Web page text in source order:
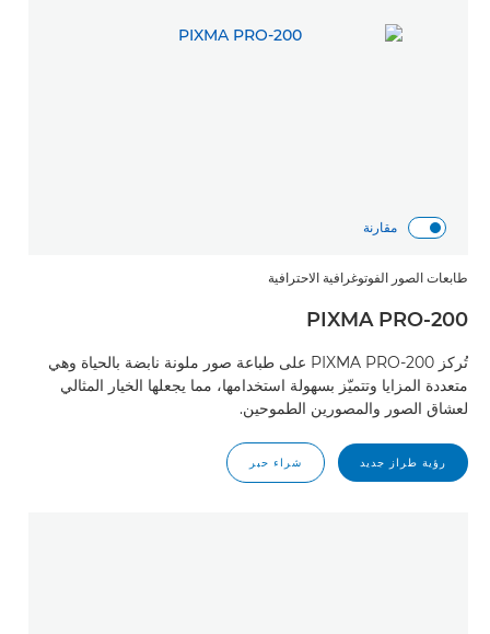
مقارنة
طابعات الصور الفوتوغرافية الاحترافية
PIXMA PRO-200
تُركز PIXMA PRO-200 على طباعة صور ملونة نابضة بالحياة وهي
متعددة المزايا وتتميّز بسهولة استخدامها، مما يجعلها الخيار المثالي
لعشاق الصور والمصورين الطموحين.
رؤية طراز جديد شراء حبر